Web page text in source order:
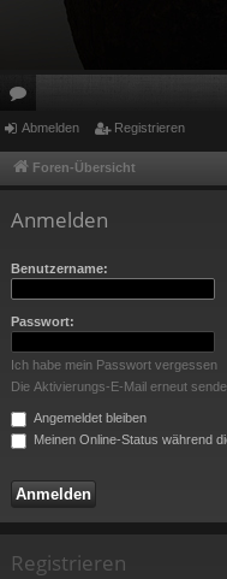
or
en
Abmelden Registrieren
Foren-Übersicht
Anmelden
Benutzername:
Passwort:
Ich habe mein Passwort vergessen
Die Aktivierungs-E-Mail erneut
Angemeldet bleiben
Meinen Online-Status während
Registrieren